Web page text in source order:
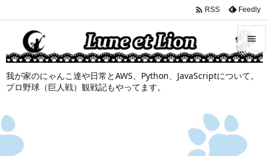
我が家のにゃんこ達や日常とAWS、Python、JavaScriptについて。
プロ野球（巨人戦）観戦記もやってます。


メニュ
前へ
 RSS Feedly